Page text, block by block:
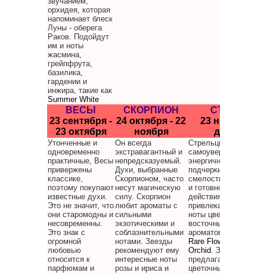
орхидея, которая
напоминает блеск
Луны - оберега
Раков. Подойдут
им и ноты
жасмина,
грейпфрута,
базилика,
гардении и
инжира, такие как
Summer White
ВЕСЫ
23 сентября -
23 октября
СКОРПИОН
24 октября - 22
ноября
СТРЕЛЕЦ
23 ноября - 21
декабря
Утонченные и
одновременно
практичные, Весы
привержены
классике,
поэтому покупают
известные духи.
Это не значит, что
они старомодны и
несовременны.
Это знак с
огромной
любовью
относится к
парфюмам и
Он всегда
экстравагантный и
непредсказуемый.
Духи, выбранные
Скорпионом, часто
несут магическую
силу. Скорпион
любит ароматы с
сильными
экзотическими и
соблазнительными
нотами. Звезды
рекомендуют ему
интересные ноты
розы и ириса и
Стрельцы
самоуверенные и
энергичные, и аромат
подчеркивает их
смелость, хороший
и готовность к
действиям.
привлекают глубокие
ноты цветочных,
восточных и
ароматов, такие как
Rare Flowers Night
Orchid. Звезды
предлагают им
цветочные букеты